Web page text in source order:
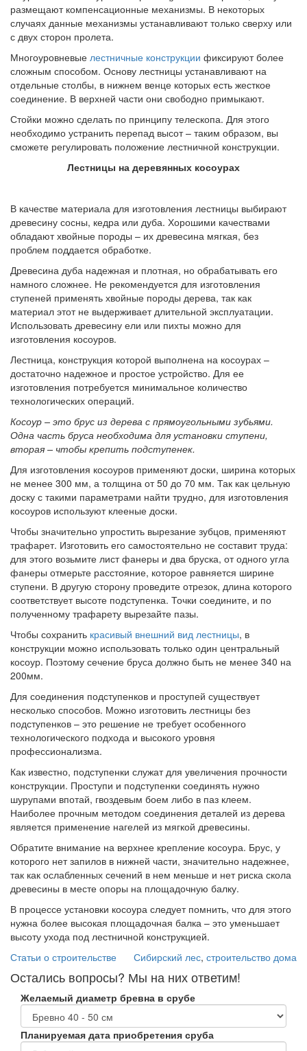
размещают компенсационные механизмы. В некоторых
случаях данные механизмы устанавливают только сверху или
с двух сторон пролета.
Многоуровневые лестничные конструкции фиксируют более
сложным способом. Основу лестницы устанавливают на
отдельные столбы, в нижнем венце которых есть жесткое
соединение. В верхней части они свободно примыкают.
Стойки можно сделать по принципу телескопа. Для этого
необходимо устранить перепад высот – таким образом, вы
сможете регулировать положение лестничной конструкции.
Лестницы на деревянных косоурах
В качестве материала для изготовления лестницы выбирают
древесину сосны, кедра или дуба. Хорошими качествами
обладают хвойные породы – их древесина мягкая, без
проблем поддается обработке.
Древесина дуба надежная и плотная, но обрабатывать его
намного сложнее. Не рекомендуется для изготовления
ступеней применять хвойные породы дерева, так как
материал этот не выдерживает длительной эксплуатации.
Использовать древесину ели или пихты можно для
изготовления косоуров.
Лестница, конструкция которой выполнена на косоурах –
достаточно надежное и простое устройство. Для ее
изготовления потребуется минимальное количество
технологических операций.
Косоур – это брус из дерева с прямоугольными зубьями.
Одна часть бруса необходима для установки ступени,
вторая – чтобы крепить подступенек.
Для изготовления косоуров применяют доски, ширина которых
не менее 300 мм, а толщина от 50 до 70 мм. Так как цельную
доску с такими параметрами найти трудно, для изготовления
косоуров используют клееные доски.
Чтобы значительно упростить вырезание зубцов, применяют
трафарет. Изготовить его самостоятельно не составит труда:
для этого возьмите лист фанеры и два бруска, от одного угла
фанеры отмерьте расстояние, которое равняется ширине
ступени. В другую сторону проведите отрезок, длина которого
соответствует высоте подступенка. Точки соедините, и по
полученному трафарету вырезайте пазы.
Чтобы сохранить красивый внешний вид лестницы, в
конструкции можно использовать только один центральный
косоур. Поэтому сечение бруса должно быть не менее 340 на
200мм.
Для соединения подступенков и проступей существует
несколько способов. Можно изготовить лестницы без
подступенков – это решение не требует особенного
технологического подхода и высокого уровня
профессионализма.
Как известно, подступенки служат для увеличения прочности
конструкции. Проступи и подступенки соединять нужно
шурупами впотай, гвоздевым боем либо в паз клеем.
Наиболее прочным методом соединения деталей из дерева
является применение нагелей из мягкой древесины.
Обратите внимание на верхнее крепление косоура. Брус, у
которого нет запилов в нижней части, значительно надежнее,
так как ослабленных сечений в нем меньше и нет риска скола
древесины в месте опоры на площадочную балку.
В процессе установки косоура следует помнить, что для этого
нужна более высокая площадочная балка – это уменьшает
высоту ухода под лестничной конструкцией.
Статьи о строительстве
Сибирский лес, строительство дома
Остались вопросы? Мы на них ответим!
Желаемый диаметр бревна в срубе
Планируемая дата приобретения сруба